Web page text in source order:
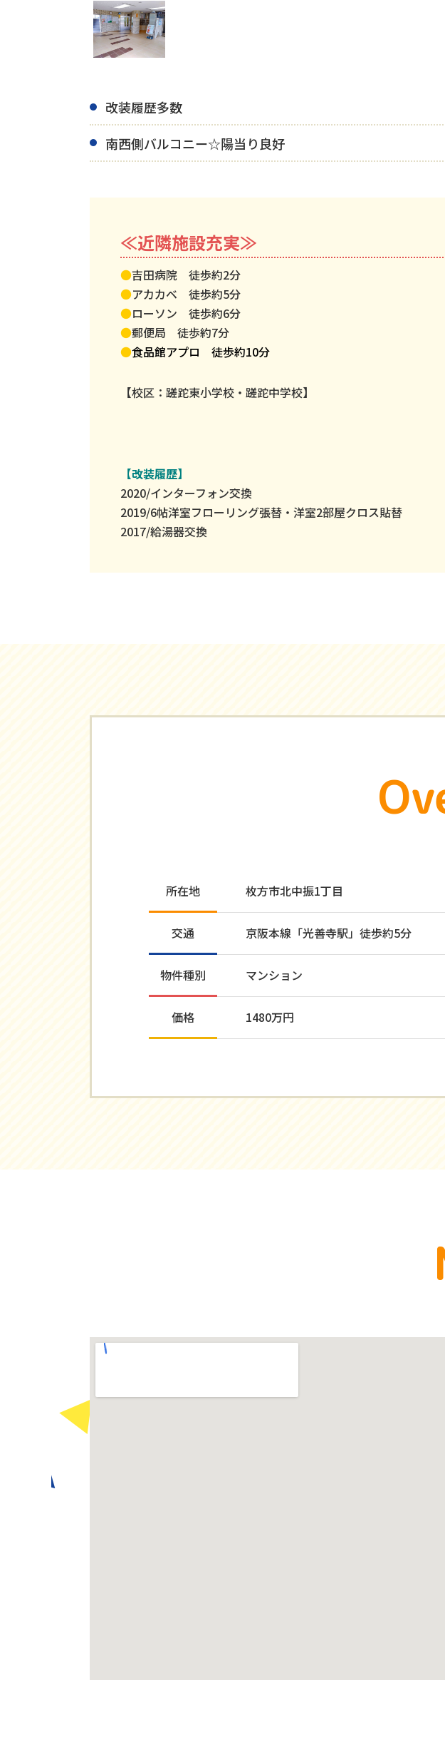
改装履歴多数
南西側バルコニー☆陽当り良好
≪近隣施設充実≫
●吉田病院 徒歩約2分
●アカカベ 徒歩約5分
●ローソン 徒歩約6分
●郵便局 徒歩約7分
●食品館アプロ 徒歩約10分
【校区：蹉跎東小学校・蹉跎中学校】
【改装履歴】
2020/インターフォン交換
2019/6帖洋室フローリング張替・洋室2部屋クロス貼替
2017/給湯器交換
所在地 枚方市北中振1丁目
交通 京阪本線「光善寺駅」徒歩約5分
物件種別 マンション
価格 1480万円